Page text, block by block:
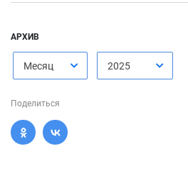
АРХИВ
Месяц 2025
Поделиться